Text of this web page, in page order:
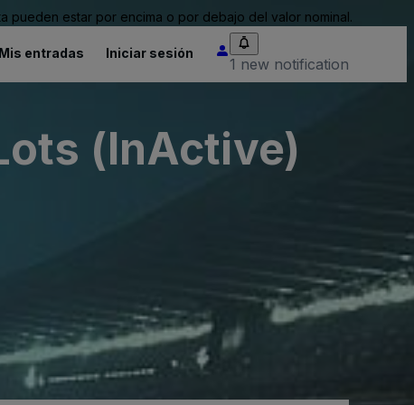
pueden estar por encima o por debajo del valor nominal.
Mis entradas Iniciar sesión
1 new notification
(InActive)